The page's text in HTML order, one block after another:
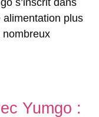
s’inscrit dans
plus
nombreux
Yumgo :